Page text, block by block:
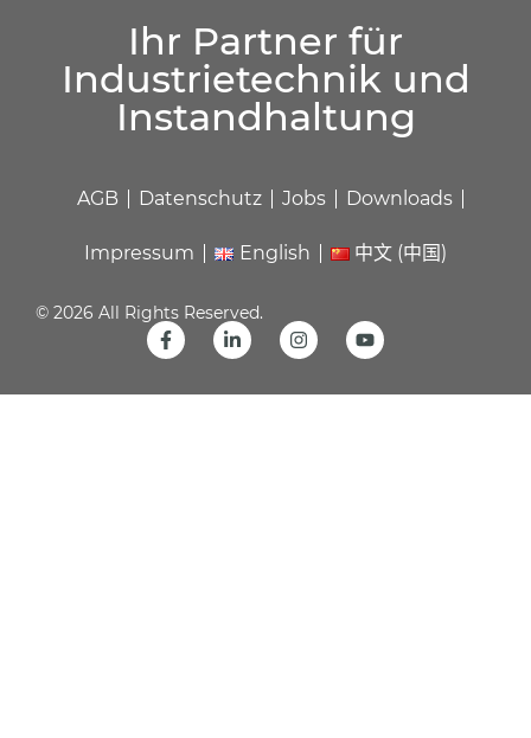
Ihr Partner für
Industrietechnik und
Instandhaltung
AGB Datenschutz Jobs Downloads
Impressum English 中文 (中国)
© 2026 All Rights Reserved.